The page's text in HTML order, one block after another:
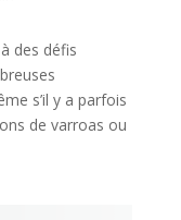
des défis
s’il y a parfois
de varroas ou